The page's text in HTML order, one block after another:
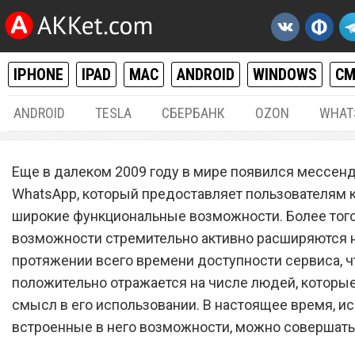
IPHONE IPAD MAC ANDROID WINDOWS
ANDROID TESLA СБЕРБАНК OZON
WhatsApp получил самую
долгожданную за 14 лет
функцию
Еще в далеком 2009 году в мире появился
WhatsApp, который предоставляет пользователям
широкие функциональные возможности. Более
возможности стремительно активно расширяются
протяжении всего времени доступности сервиса,
положительно отражается на числе людей,
смысл в его использовании. В настоящее время,
встроенные в него возможности, можно